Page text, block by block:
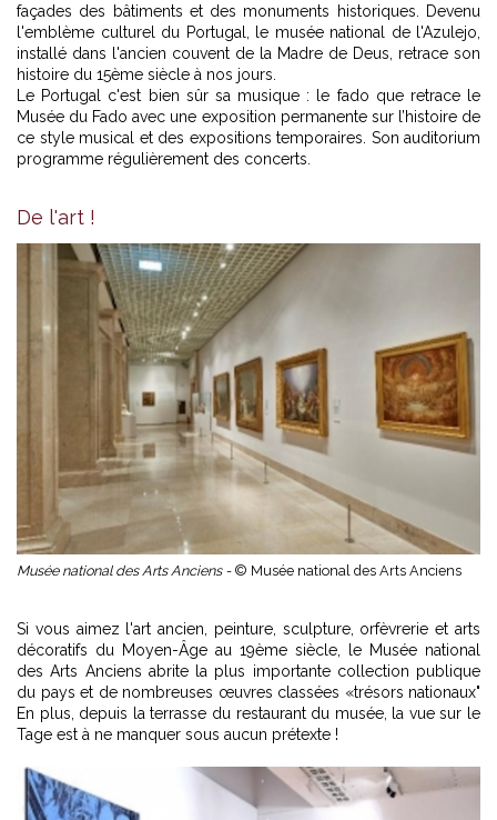
façades des bâtiments et des monuments historiques. Devenu
l'emblème culturel du Portugal, le musée national de l'Azulejo,
installé dans l'ancien couvent de la Madre de Deus, retrace son
histoire du 15ème siècle à nos jours.
Le Portugal c'est bien sûr sa musique : le fado que retrace le
Musée du Fado avec une exposition permanente sur l’histoire de
ce style musical et des expositions temporaires. Son auditorium
programme régulièrement des concerts.
De l'art !
Musée national des Arts Anciens - © Musée national des Arts Anciens
Si vous aimez l'art ancien, peinture, sculpture, orfèvrerie et arts
décoratifs du Moyen-Âge au 19ème siècle, le Musée national
des Arts Anciens abrite la plus importante collection publique
du pays et de nombreuses œuvres classées «trésors nationaux"
En plus, depuis la terrasse du restaurant du musée, la vue sur le
Tage est à ne manquer sous aucun prétexte !